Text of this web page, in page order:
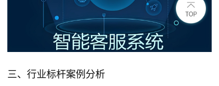
三、行业标杆案例分析